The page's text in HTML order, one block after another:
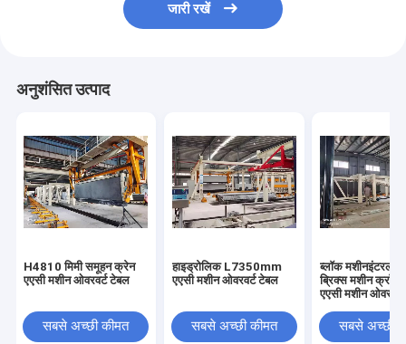
जारी रखें
अनुशंसित उत्पाद
H4810 मिमी समूहन क्रेन
एएसी मशीन ओवरवर्ट टेबल
सबसे अच्छी कीमत
हाइड्रोलिक L7350mm
एएसी मशीन ओवरवर्ट टेबल
सबसे अच्छी कीमत
ब्लॉक
ब्रिक्स मशीन क्रॉस
एएसी मशीन
सबसे अच्छी